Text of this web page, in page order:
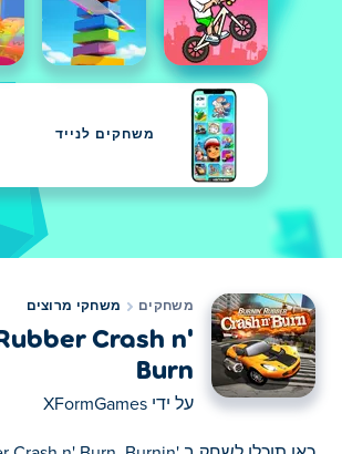
משחקים לנייד
משחקים משחקי מרוצים
Crash n'
Burn
על ידי XFormGames